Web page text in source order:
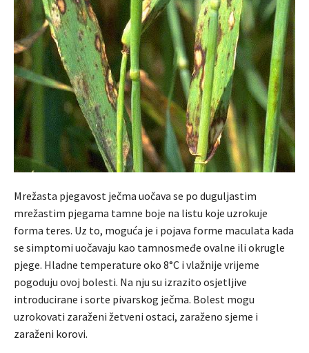
Mrežasta pjegavost ječma uočava se po duguljastim
mrežastim pjegama tamne boje na listu koje uzrokuje
forma teres. Uz to, moguća je i pojava forme maculata kada
se simptomi uočavaju kao tamnosmeđe ovalne ili okrugle
pjege. Hladne temperature oko 8°C i vlažnije vrijeme
pogoduju ovoj bolesti. Na nju su izrazito osjetljive
introducirane i sorte pivarskog ječma. Bolest mogu
uzrokovati zaraženi žetveni ostaci, zaraženo sjeme i
zaraženi korovi.